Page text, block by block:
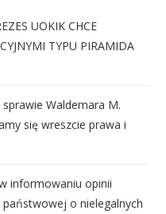
UOKIK CHCE
TYPU PIRAMIDA
Waldemara M.
się wreszcie prawa i
informowaniu opinii
o nielegalnych